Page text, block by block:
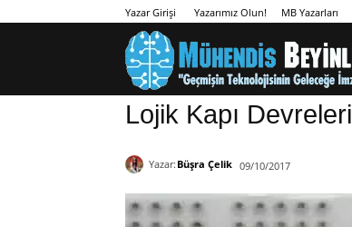
Yazar Girişi Yazarımız Olun! MB Yazarları
Lojik Kapı Devreleri
Yazar: Büşra Çelik 09/10/2017